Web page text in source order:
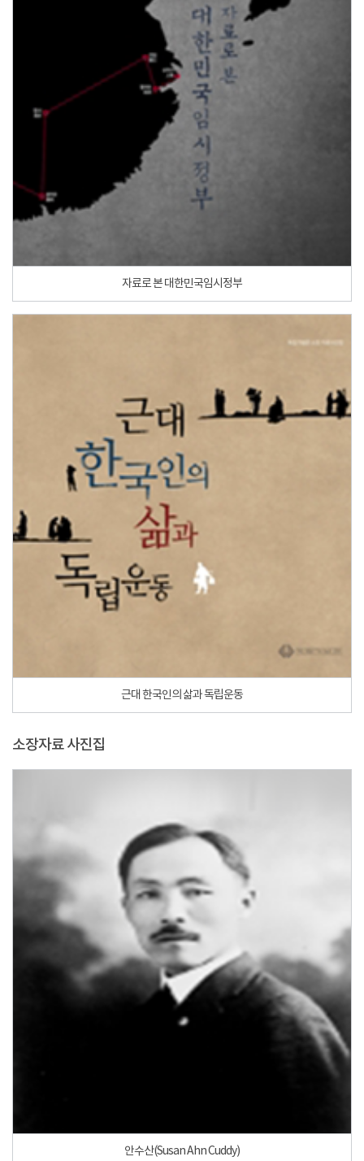
자료로 본 대한민국임시정부
근대 한국인의 삶과 독립운동
소장자료 사진집
안수산(Susan Ahn Cuddy)